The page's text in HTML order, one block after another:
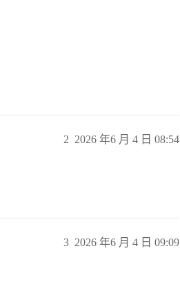
2026 年6 月 4 日 08:54
2
2026 年6 月 4 日 09:09
3